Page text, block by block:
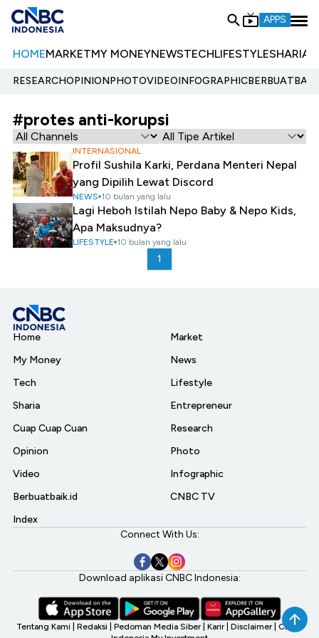
APPS
HOMEMARKETMY MONEYNEWSTECHLIFESTYLESHARIA
RESEARCHOPINIONPHOTOVIDEOINFOGRAPHIC
#protes anti-korupsi
INTERNASIONAL
Profil Sushila Karki, Perdana Menteri Nepal
yang Dipilih Lewat Discord
NEWS 10 bulan yang lalu
Lagi Heboh Istilah Nepo Baby & Nepo Kids,
Apa Maksudnya?
LIFESTYLE 10 bulan yang lalu
1
Home
My Money
Tech
Sharia
Cuap Cuap Cuan
Opinion
Video
Berbuatbaik.id
Index
Market
News
Lifestyle
Entrepreneur
Research
Photo
Infographic
CNBC TV
Connect With Us:
Download aplikasi CNBC Indonesia:
Tentang Kami Redaksi Pedoman Media Siber Karir Disclaimer CNBC